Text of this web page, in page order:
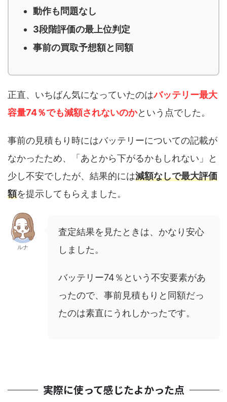
動作も問題なし
3段階評価の最上位判定
事前の買取予想額と同額
正直、いちばん気になっていたのはバッテリー最大
容量74％でも減額されないのかという点でした。
事前の見積もり時にはバッテリーについての記載が
なかったため、「あとから下がるかもしれない」と
少し不安でしたが、結果的には減額なしで最大評価
額を提示してもらえました。
ルナ
査定結果を見たときは、かなり安心
しました。
バッテリー74％という不安要素があ
ったので、事前見積もりと同額だっ
たのは素直にうれしかったです。
実際に使って感じたよかった点